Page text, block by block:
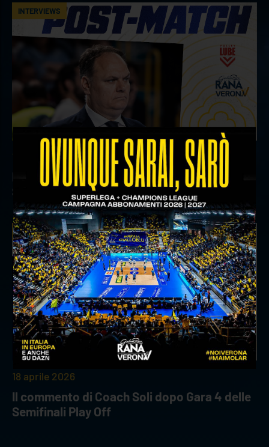
INTERVIEWS
18 aprile 2026
Il commento del ds Lami dopo Gara 4 delle
Semifinali Play Off
INTERVIEWS
18 aprile 2026
Il commento di Coach Soli dopo Gara 4 delle
Semifinali Play Off